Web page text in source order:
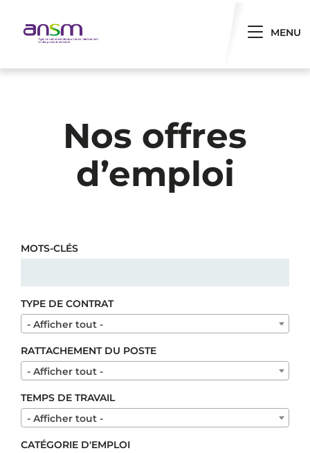
Toggle
MENU
Nos offres
d’emploi
MOTS-CLÉS
TYPE DE CONTRAT
- Afficher tout -
RATTACHEMENT DU POSTE
- Afficher tout -
TEMPS DE TRAVAIL
- Afficher tout -
CATÉGORIE D'EMPLOI